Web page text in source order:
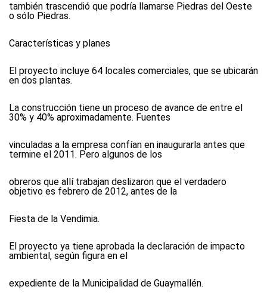
también trascendió que podría llamarse Piedras del Oeste
o sólo Piedras.
Características y planes
El proyecto incluye 64 locales comerciales, que se ubicarán
en dos plantas.
La construcción tiene un proceso de avance de entre el
30% y 40% aproximadamente. Fuentes
vinculadas a la empresa confían en inaugurarla antes que
termine el 2011. Pero algunos de los
obreros que allí trabajan deslizaron que el verdadero
objetivo es febrero de 2012, antes de la
Fiesta de la Vendimia.
El proyecto ya tiene aprobada la declaración de impacto
ambiental, según figura en el
expediente de la Municipalidad de Guaymallén.